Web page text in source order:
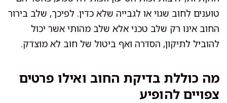
טוענים לחוב שגוי או לגבייה שלא כדין. לפיכך, שלב בירור
החוב אינו רק שלב טכני אלא שלב מהותי אשר יכול
להוביל לתיקון, הסדרה ואף ביטול של חוב לא מוצדק.
מה כוללת בדיקת החוב ואילו פרטים
צפויים להופיע